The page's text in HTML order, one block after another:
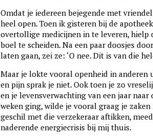
Omdat je iedereen bejegende met
heel open. Toen ik gisteren bij de
overtollige medicijnen in te leveren, hielp
boel te scheiden. Na een paar doosjes
laten gaan, zei ze: ‘O nee. Dit is van die
Maar je lokte vooral openheid in anderen
en pijn sprak je niet. Ook toen je zo
en je levensverwachting van een jaar naar
weken ging, wilde je vooral graag je
geschil met die verzekeraar aftikken,
naderende energiecrisis bij mij thuis.